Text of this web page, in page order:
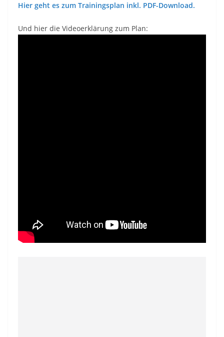
Hier geht es zum Trainingsplan inkl. PDF-Download.
Und hier die Videoerklärung zum Plan: